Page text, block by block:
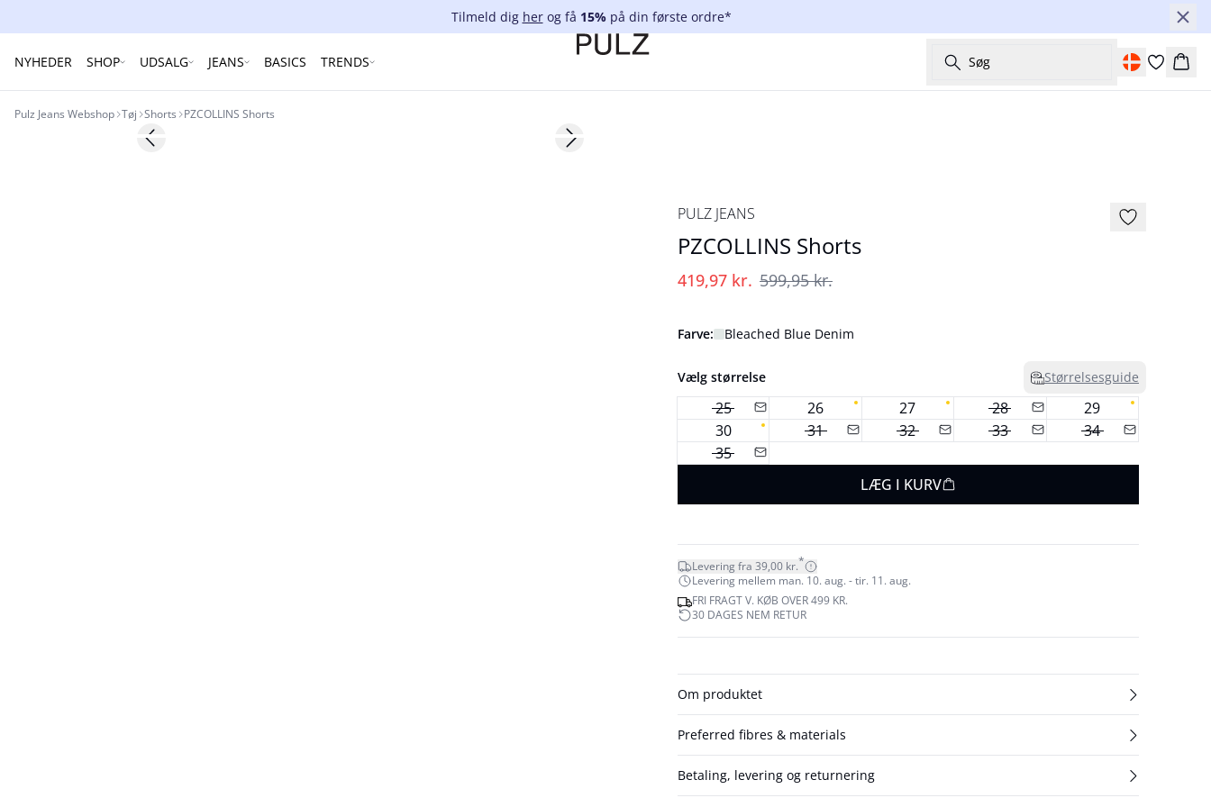
Tilmeld dig herog få 15%på din første ordre*
NYHEDER SHOP UDSALG JEANS BASICS TRENDS Søg Kurv
Pulz Jeans Webshop Tøj Shorts PZCOLLINS Shorts
-30%Previous slide Next slide
PULZ JEANS
PZCOLLINS Shorts
419,97 kr. 599,95 kr.
Farve: Bleached Blue Denim
Vælg størrelse Størrelsesguide
25 26 27 28
29
30
31 32 33
34
35
LÆG I KURV
Levering fra 39,00 kr.*
Levering mellem man. 10. aug. - tir. 11. aug.
FRI FRAGT V. KØB OVER 499 KR.
30 DAGES NEM RETUR
Om produktet
Preferred fibres & materials
Betaling, levering og returnering